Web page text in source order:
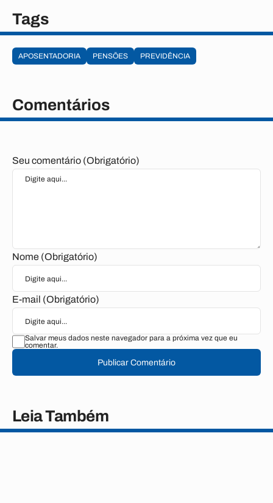
Tags
APOSENTADORIA PENSÕES PREVIDÊNCIA
Comentários
Seu comentário (Obrigatório)
Nome (Obrigatório)
E-mail (Obrigatório)
Salvar meus dados neste navegador para a próxima vez que eu
comentar.
Publicar Comentário
Leia Também